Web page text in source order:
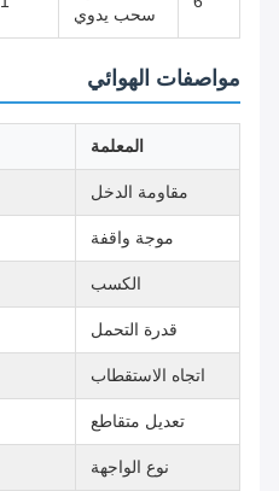
سحب يدوي
مواصفات الهوائي
المعلمة
مقاومة الدخل
موجة واقفة
الكسب
قدرة التحمل
اتجاه الاستقطاب
تعديل متقاطع
نوع الواجهة